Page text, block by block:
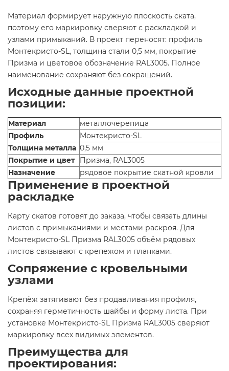
Материал формирует наружную плоскость ската,
поэтому его маркировку сверяют с раскладкой и
узлами примыканий. В проект переносят: профиль
Монтекристо-SL, толщина стали 0,5 мм, покрытие
Призма и цветовое обозначение RAL3005. Полное
наименование сохраняют без сокращений.
Исходные данные проектной
позиции:
Материал
металлочерепица
Профиль
Монтекристо-SL
Толщина металла 0,5 мм
Покрытие и цвет
Призма, RAL3005
Назначение
рядовое покрытие скатной кровли
Применение в проектной
раскладке
Карту скатов готовят до заказа, чтобы связать длины
листов с примыканиями и местами раскроя. Для
Монтекристо-SL Призма RAL3005 объём рядовых
листов связывают с крепежом и планками.
Сопряжение с кровельными
узлами
Крепёж затягивают без продавливания профиля,
сохраняя герметичность шайбы и форму листа. При
установке Монтекристо-SL Призма RAL3005 сверяют
маркировку всех видимых элементов.
Преимущества для
проектирования: